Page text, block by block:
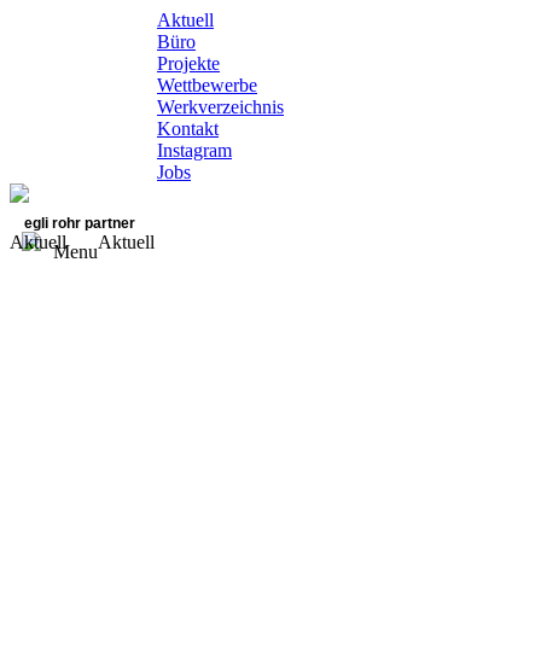
Aktuell
Büro
Projekte
Wettbewerbe
Werkverzeichnis
Kontakt
Instagram
Jobs
egli rohr partner
Menu
Aktuell Aktuell